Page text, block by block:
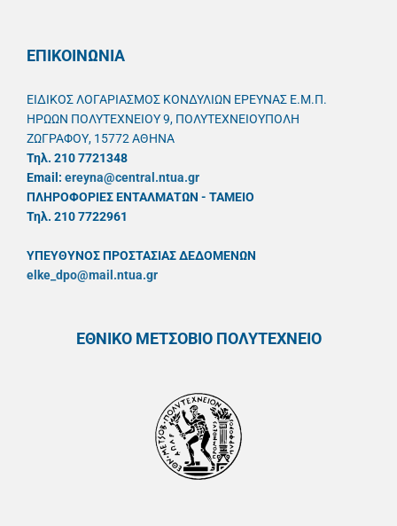
ΕΠΙΚΟΙΝΩΝΙΑ
ΕΙΔΙΚΟΣ ΛΟΓΑΡΙΑΣΜΟΣ ΚΟΝΔΥΛΙΩΝ ΕΡΕΥΝΑΣ Ε.Μ.Π.
ΗΡΩΩΝ ΠΟΛΥΤΕΧΝΕΙΟΥ 9, ΠΟΛΥΤΕΧΝΕΙΟΥΠΟΛΗ
ΖΩΓΡΑΦΟΥ, 15772 ΑΘΗΝΑ
Τηλ. 210 7721348
Email: ereyna@central.ntua.gr
ΠΛΗΡΟΦΟΡΙΕΣ ΕΝΤΑΛΜΑΤΩΝ - ΤΑΜΕΙΟ
Τηλ. 210 7722961
ΥΠΕΥΘYΝΟΣ ΠΡΟΣΤΑΣΙΑΣ ΔΕΔΟΜΕΝΩΝ
elke_dpo@mail.ntua.gr
ΕΘΝΙΚΟ ΜΕΤΣΟΒΙΟ ΠΟΛΥΤΕΧΝΕΙΟ